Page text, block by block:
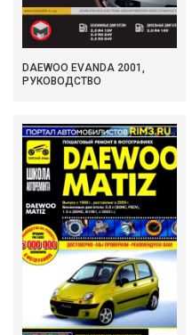
DAEWOO EVANDA 2001,
РУКОВОДСТВО